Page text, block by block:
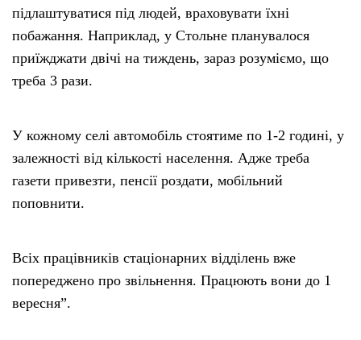
підлаштуватися під людей, враховувати їхні
побажання. Наприклад, у Стольне планувалося
приїжджати двічі на тиждень, зараз розуміємо, що
треба 3 рази.
У кожному селі автомобіль стоятиме по 1-2 годині, у
залежності від кількості населення. Адже треба
газети привезти, пенсії роздати, мобільний
поповнити.
Всіх працівників стаціонарних відділень вже
попереджено про звільнення. Працюють вони до 1
вересня”.